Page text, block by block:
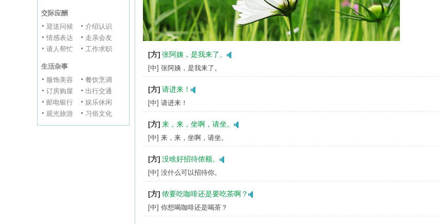
交际应酬
迎送问候
介绍认识
情感表达
走亲会友
请人帮忙
工作求职
生活杂事
服饰美容
餐饮烹调
订房购屋
出行交通
邮电银行
娱乐休闲
观光旅游
习俗文化
[方] 张阿姨，是我来了。
[中] 张阿姨，是我来了。
[方] 请进来！
[中] 请进来！
[方] 来，来，坐啊，请坐。
[中] 来，来，坐啊，请坐。
[方] 没啥好招待侬额。
[中] 没什么可以招待你。
[方] 侬要吃咖啡还是要吃茶啊？
[中] 你想喝咖啡还是喝茶？